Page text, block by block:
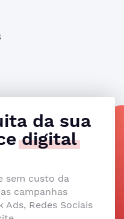
da sua
digital
sem custo da
campanhas
Ads, Redes Sociais